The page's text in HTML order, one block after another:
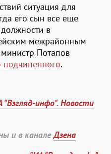
ситуация для
его сын все еще
в
межрайонным
Потапов
подчиненного.
"Взгляд-инфо". Новости
и в каналеДзена